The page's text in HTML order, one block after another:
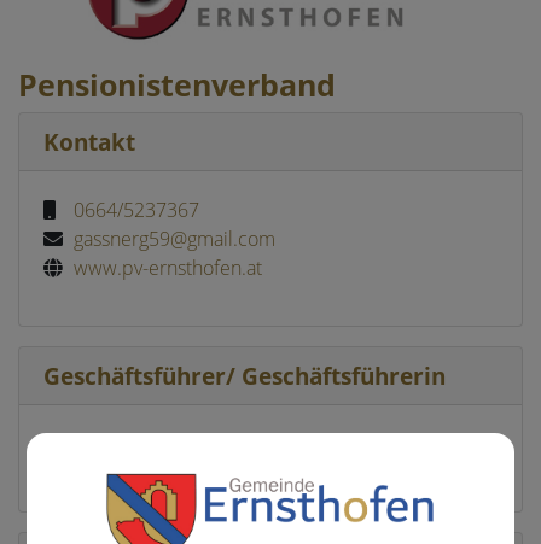
Pensionistenverband
Kontakt
0664/5237367
gassnerg59@gmail.com
www.pv-ernsthofen.at
Geschäftsführer/ Geschäftsführerin